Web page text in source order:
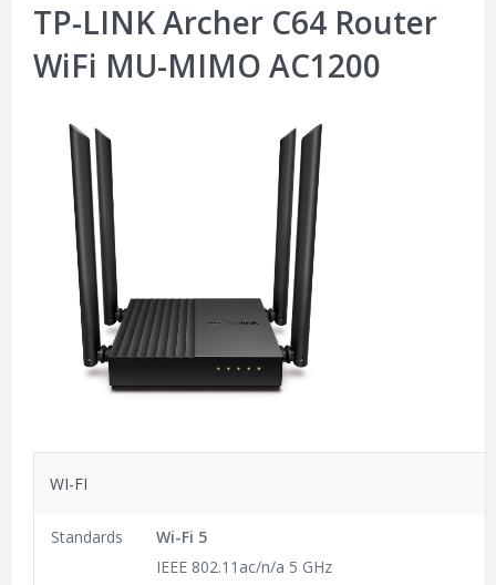
TP-LINK Archer C64 Router
WiFi MU-MIMO AC1200
WI-FI
Standards
Wi-Fi 5
IEEE 802.11ac/n/a 5 GHz